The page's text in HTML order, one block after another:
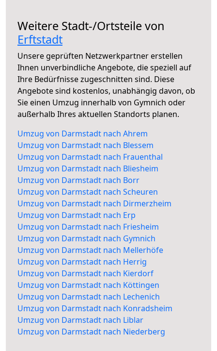
Weitere Stadt-/Ortsteile von
Erftstadt
Unsere geprüften Netzwerkpartner erstellen
Ihnen unverbindliche Angebote, die speziell auf
Ihre Bedürfnisse zugeschnitten sind. Diese
Angebote sind kostenlos, unabhängig davon, ob
Sie einen Umzug innerhalb von Gymnich oder
außerhalb Ihres aktuellen Standorts planen.
Umzug von Darmstadt nach Ahrem
Umzug von Darmstadt nach Blessem
Umzug von Darmstadt nach Frauenthal
Umzug von Darmstadt nach Bliesheim
Umzug von Darmstadt nach Borr
Umzug von Darmstadt nach Scheuren
Umzug von Darmstadt nach Dirmerzheim
Umzug von Darmstadt nach Erp
Umzug von Darmstadt nach Friesheim
Umzug von Darmstadt nach Gymnich
Umzug von Darmstadt nach Mellerhöfe
Umzug von Darmstadt nach Herrig
Umzug von Darmstadt nach Kierdorf
Umzug von Darmstadt nach Köttingen
Umzug von Darmstadt nach Lechenich
Umzug von Darmstadt nach Konradsheim
Umzug von Darmstadt nach Liblar
Umzug von Darmstadt nach Niederberg